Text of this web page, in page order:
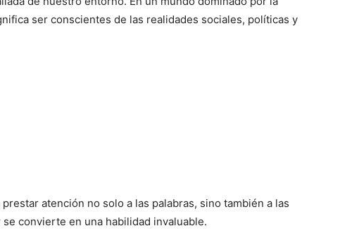
ser conscientes de las realidades sociales, políticas y
atención no solo a las palabras, sino también a las
convierte en una habilidad invaluable.